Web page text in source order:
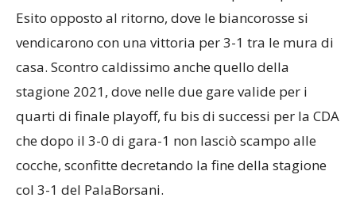
netta di Talmassons che risolse la pratica per 3-0.
Esito opposto al ritorno, dove le biancorosse si
vendicarono con una vittoria per 3-1 tra le mura di
casa. Scontro caldissimo anche quello della
stagione 2021, dove nelle due gare valide per i
quarti di finale playoff, fu bis di successi per la CDA
che dopo il 3-0 di gara-1 non lasciò scampo alle
cocche, sconfitte decretando la fine della stagione